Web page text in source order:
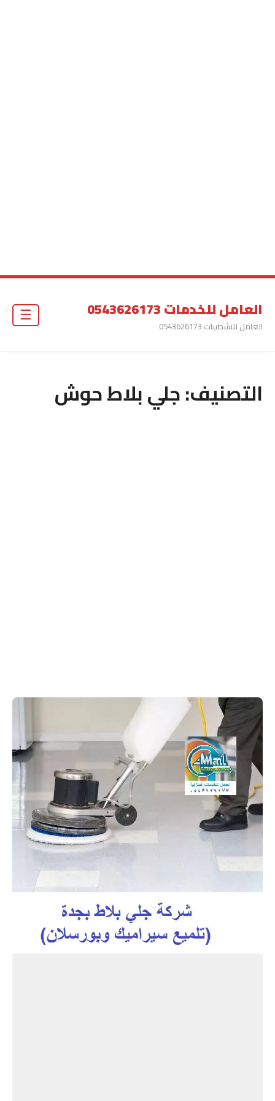
العامل للخدمات 0543626173
العامل للتشطيبات 0543626173
التصنيف:جلي بلاط حوش